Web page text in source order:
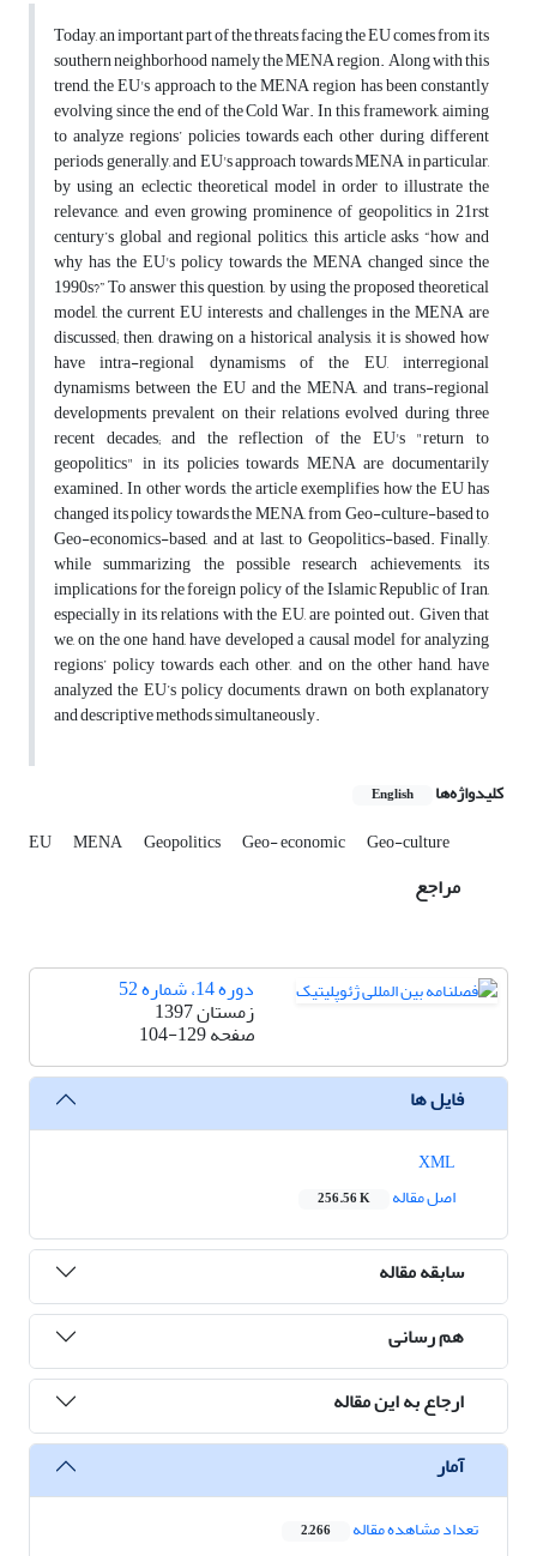
Today, an important part of the threats facing the EU comes from its
southern neighborhood namely the MENA region. Along with this
trend, the EU's approach to the MENA region has been constantly
evolving since the end of the Cold War. In this framework, aiming
to analyze regions’ policies towards each other during different
periods generally, and EU's approach towards MENA in particular,
by using an eclectic theoretical model in order to illustrate the
relevance, and even growing prominence of geopolitics in 21rst
century’s global and regional politics, this article asks “how and
why has the EU's policy towards the MENA changed since the
1990s?” To answer this question, by using the proposed theoretical
model, the current EU interests and challenges in the MENA are
discussed; then, drawing on a historical analysis, it is showed how
have intra-regional dynamisms of the EU, interregional
dynamisms between the EU and the MENA, and trans-regional
developments prevalent on their relations evolved during three
recent decades; and the reflection of the EU's "return to
geopolitics" in its policies towards MENA are documentarily
examined. In other words, the article exemplifies how the EU has
changed its policy towards the MENA, from Geo-culture-based to
Geo-economics-based, and at last, to Geopolitics-based. Finally,
while summarizing the possible research achievements, its
implications for the foreign policy of the Islamic Republic of Iran,
especially in its relations with the EU, are pointed out. Given that
we, on the one hand, have developed a causal model for analyzing
regions’ policy towards each other, and on the other hand, have
analyzed the EU’s policy documents, drawn on both explanatory
and descriptive methods simultaneously.
کلیدواژه‌ها English
EU MENA Geopolitics Geo- economic Geo-culture
مراجع
دوره 14، شماره 52
زمستان 1397
صفحه104-129
فایل ها
اصل مقاله
256.56 K
سابقه مقاله
هم رسانی
ارجاع به این مقاله
آمار
تعداد مشاهده مقاله 2,266